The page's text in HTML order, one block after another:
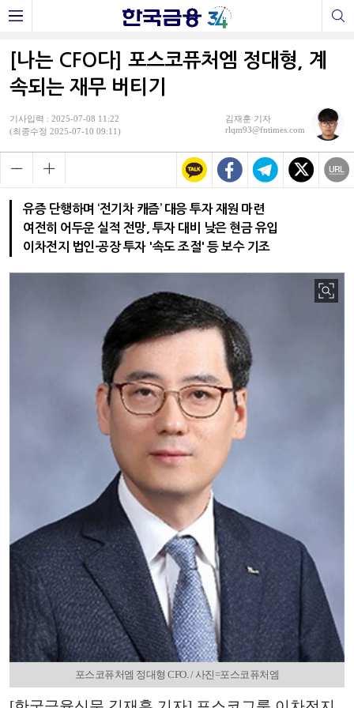
[나는 CFO다] 포스코퓨처엠 정대형, 계
속되는 재무 버티기
기사입력 : 2025-07-08 11:22
(최종수정 2025-07-10 09:11)
김재훈 기자
rlqm93@fntimes.com
유증 단행하며 ‘전기차 캐즘’ 대응 투자 재원 마련
여전히 어두운 실적 전망, 투자 대비 낮은 현금 유입
이차전지 법인·공장 투자 '속도 조절' 등 보수 기조
포스코퓨처엠 정대형 CFO. / 사진=포스코퓨처엠